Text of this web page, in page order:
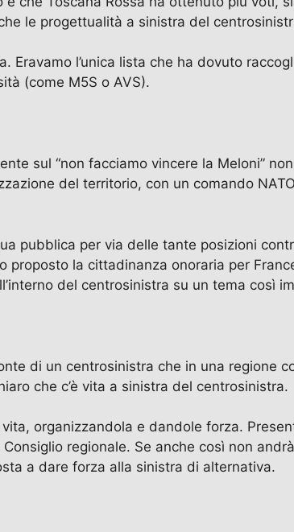
le progettualità a sinistra del
Eravamo l’unica lista che ha dovuto
(come M5S o AVS).
sul “non facciamo vincere la Meloni”
del territorio, con un comando
pubblica per via delle tante posizioni
la cittadinanza onoraria per
del centrosinistra su un tema così
di un centrosinistra che in una regione
che c’è vita a sinistra del centrosinistra.
organizzandola e dandole forza.
regionale. Se anche così non
a dare forza alla sinistra di alternativa.